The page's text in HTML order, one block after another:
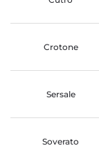
Crotone
Sersale
Soverato